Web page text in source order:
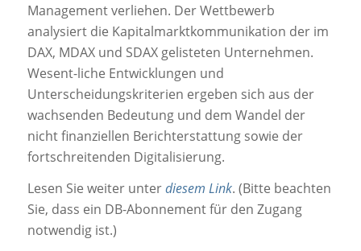
Management verliehen. Der Wettbewerb
analysiert die Kapitalmarktkommunikation der im
DAX, MDAX und SDAX gelisteten Unternehmen.
Wesent-liche Entwicklungen und
Unterscheidungskriterien ergeben sich aus der
wachsenden Bedeutung und dem Wandel der
nicht finanziellen Berichterstattung sowie der
fortschreitenden Digitalisierung.
Lesen Sie weiter unterdiesem Link. (Bitte beachten
Sie, dass ein DB-Abonnement für den Zugang
notwendig ist.)